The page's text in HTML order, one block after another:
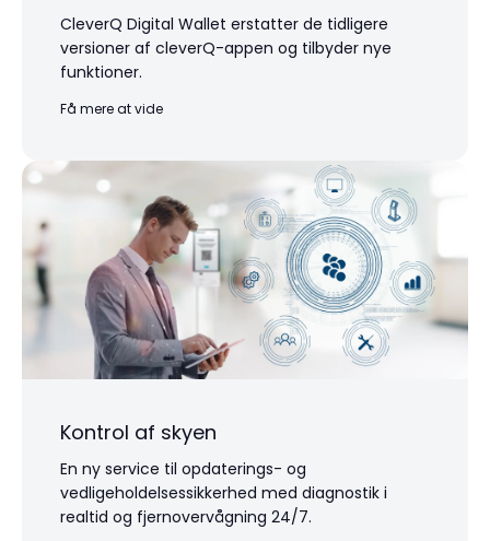
CleverQ Digital Wallet erstatter de tidligere
versioner af cleverQ-appen og tilbyder nye
funktioner.
Få mere at vide
Kontrol af skyen
En ny service til opdaterings- og
vedligeholdelsessikkerhed med diagnostik i
realtid og fjernovervågning 24/7.